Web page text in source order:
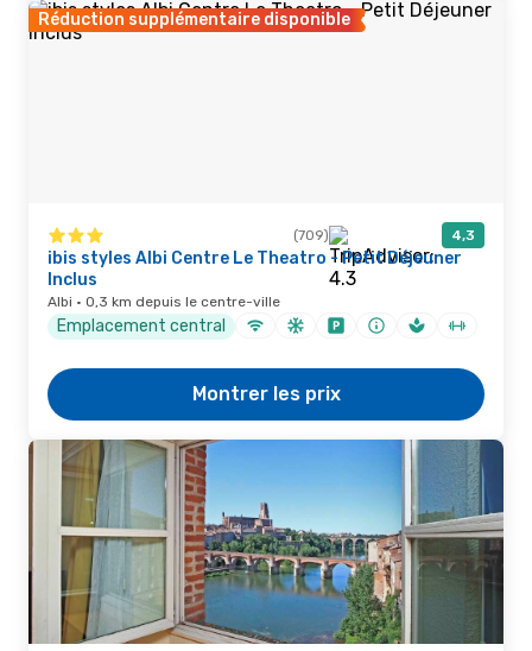
Réduction supplémentaire disponible
(709) 4,3
ibis styles Albi Centre Le Theatro - Petit Déjeuner
Inclus
Albi · 0,3 km depuis le centre-ville
Emplacement central
Montrer les prix